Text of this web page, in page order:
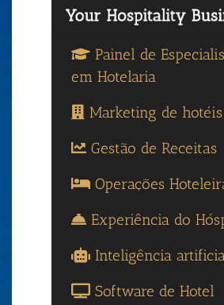
Painel de
em Hotelaria
Marketing de hotéis
Gestão de Receitas
Operações
Experiência do
Inteligência
Software de Hotel